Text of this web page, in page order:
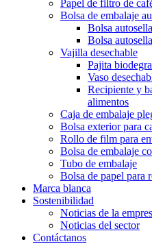
Papel de filtro de
Bolsa de embalaje
Bolsa
Bolsa
Vajilla desechable
Pajita
Vaso
Recipiente y
alimentos
Caja de embalaje
Bolsa exterior para
Rollo de film para
Bolsa de embalaje
Tubo de embalaje
Bolsa de papel para
Marca blanca
Sostenibilidad
Noticias de la
Noticias del sector
Contáctanos